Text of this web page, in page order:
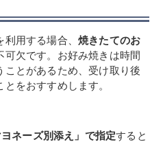
用する場合、 焼きたてのお
可欠です。お好み焼きは時間
ことがあるため、受け取り後
をおすすめします。
ネーズ別添え」で指定すると